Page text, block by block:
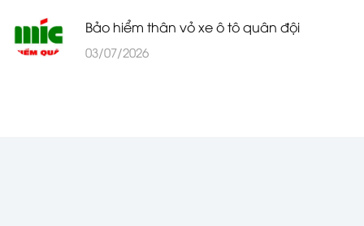
Bảo hiểm thân vỏ xe ô tô quân đội
03/07/2026